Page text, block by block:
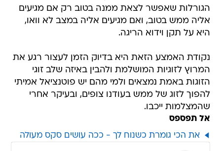
הגורלות שאפשר לצאת ממנה בטוב רק אם מגיעים
אליה ממש בטוב, ואם מגיעים אליה במצב לא וואו,
היא על תקן וידוא הריגה.
נקודת האמצע הזאת היא בדיוק הזמן לעצור רגע את
המרוץ לזוגיות המושלמת ולהבין באיזה שלב זוגי
הזוגות באמת נמצאים ולמי מהם יש פוטנציאל אמיתי
להפוך לזוג של ממש בעודנו צופים, ובעיקר אחרי
שהמצלמות ייכבו.
אל תפספס
את הכי גומרת כשנוח לך - ככה עושים סקס מעולה